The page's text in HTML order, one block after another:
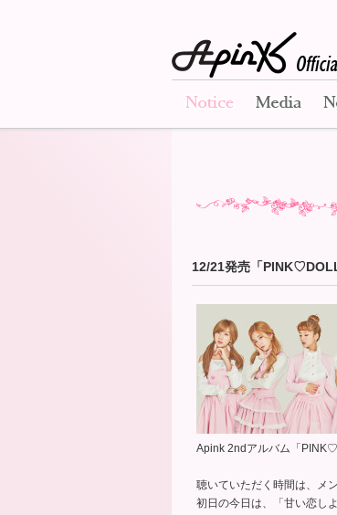
Notice Media
12/21発売「
Apink 2ndアルバム「
聴いていただく時間は、メ
初日の今日は、「甘い恋し